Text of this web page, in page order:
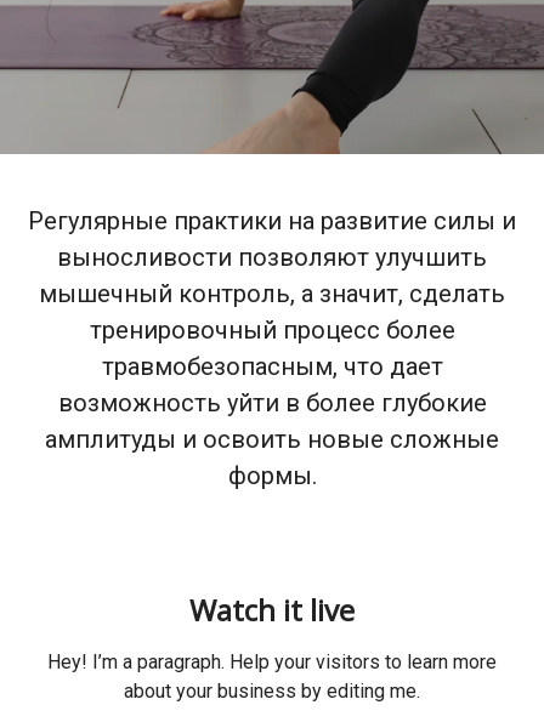
Регулярные практики на развитие силы и
выносливости позволяют улучшить
мышечный контроль, а значит, сделать
тренировочный процесс более
травмобезопасным, что дает
возможность уйти в более глубокие
амплитуды и освоить новые сложные
формы.
Watch it live
Hey! I’m a paragraph. Help your visitors to learn more
about your business by editing me.